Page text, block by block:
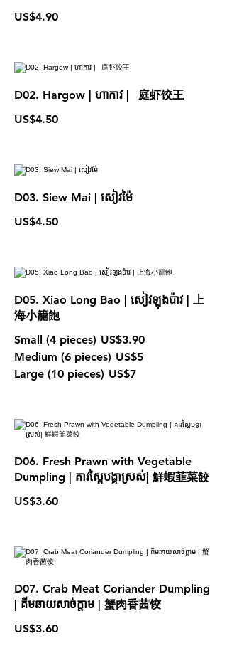
US$4.90
D02. Hargow | ហាកាវ | 庭虾饺王
US$4.50
D03. Siew Mai | សៀវម៉ៃ
US$4.50
D05. Xiao Long Bao | សៀវឡុងប៉ាវ | 上
海小籠飽
Small (4 pieces) US$3.90
Medium (6 pieces) US$5
Large (10 pieces) US$7
D06. Fresh Prawn with Vegetable
Dumpling | គាវស្ពៃបង្គាស្រស់| 鮮蝦韮菜餃
US$3.60
D07. Crab Meat Coriander Dumpling
| គីមឆាយសាច់ក្តាម | 蟹肉香茜饺
US$3.60